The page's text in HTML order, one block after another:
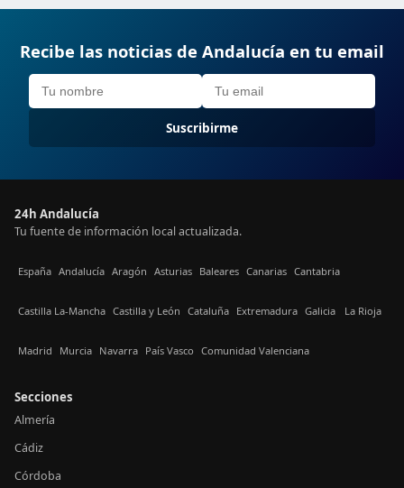
Recibe las noticias de Andalucía en tu email
Suscribirme
24h Andalucía
Tu fuente de información local actualizada.
España Andalucía Aragón Asturias Baleares Canarias Cantabria
Castilla La-Mancha Castilla y León Cataluña Extremadura Galicia La Rioja
Madrid Murcia Navarra País Vasco Comunidad Valenciana
Secciones
Almería
Cádiz
Córdoba